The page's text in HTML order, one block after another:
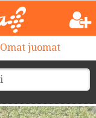
Omat juomat